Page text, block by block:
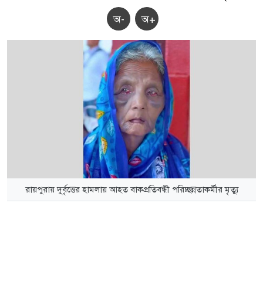
অ- অ+
রায়পুরায় দুর্বৃত্তের হামলায় আহত বাকপ্রতিবন্ধী পরিচ্ছন্নতাকর্মীর মৃত্যু